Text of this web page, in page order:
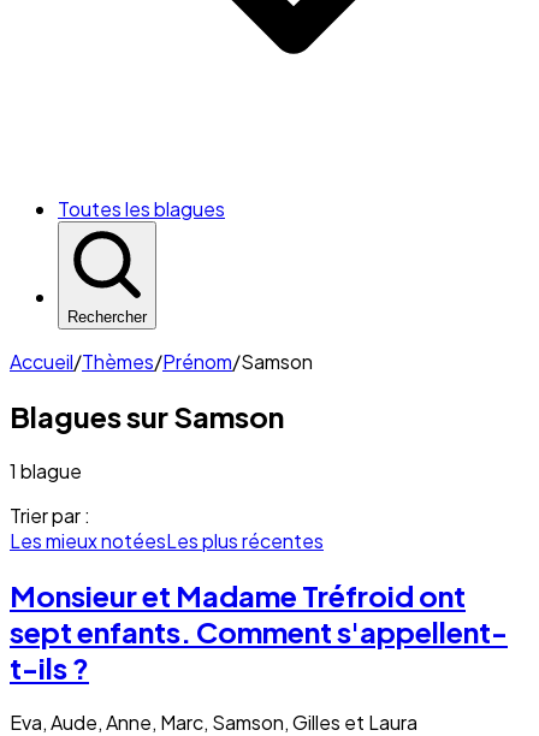
Toutes les blagues
Rechercher
Accueil/Thèmes/Prénom/Samson
Blagues surSamson
1 blague
Trier par :
Les mieux notéesLes plus récentes
Monsieur et Madame Tréfroid ont
sept enfants. Comment s'appellent-
t-ils ?
Eva, Aude, Anne, Marc, Samson, Gilles et Laura